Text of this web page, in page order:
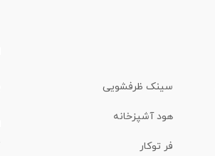
سینک ظرفشویی
هود آشپزخانه
فر توکار